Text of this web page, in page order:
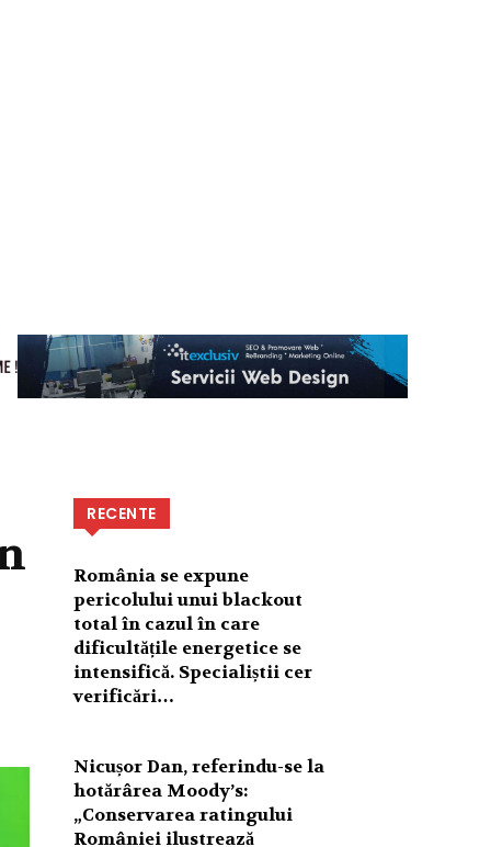
RECENTE
România se expune
pericolului unui blackout
total în cazul în care
dificultățile energetice se
intensifică. Specialiștii cer
verificări…
Nicușor Dan, referindu-se la
hotărârea Moody’s:
„Conservarea ratingului
României ilustrează